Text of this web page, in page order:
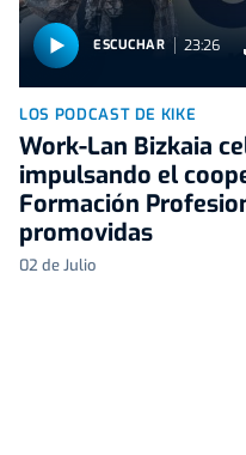
ESCUCHAR 23:26
LOS PODCAST DE KIKE
Work-Lan Bizkaia
impulsando el
Formación
promovidas
02 de Julio